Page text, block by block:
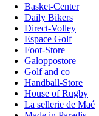
Basket-Center
Daily Bikers
Direct-Volley
Espace Golf
Foot-Store
Galoppostore
Golf and co
Handball-Store
House of Rugby
La sellerie de Maé